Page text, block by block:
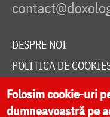
DESPRE NOI
POLITICA DE
DONEAZĂ ONLINE
Folosim cookie-uri
dumneavoastră pe